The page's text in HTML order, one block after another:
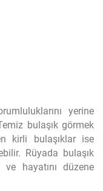
yerine
bulaşık görmek
kirli bulaşıklar ise
Rüyada bulaşık
hayatını düzene